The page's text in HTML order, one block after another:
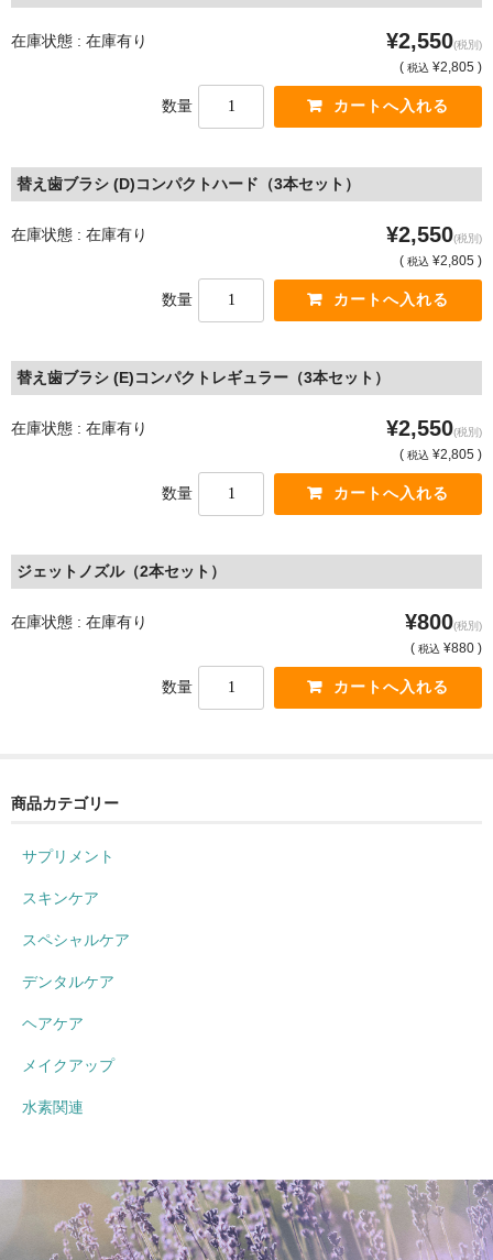
在庫状態 : 在庫有り ¥2,550(税別)
( 税込 ¥2,805 )
数量
替え歯ブラシ (D)コンパクトハード（3本セット）
在庫状態 : 在庫有り ¥2,550(税別)
( 税込 ¥2,805 )
数量
替え歯ブラシ (E)コンパクトレギュラー（3本セット）
在庫状態 : 在庫有り ¥2,550(税別)
( 税込 ¥2,805 )
数量
ジェットノズル（2本セット）
在庫状態 : 在庫有り ¥800(税別)
( 税込 ¥880 )
数量
商品カテゴリー
サプリメント
スキンケア
スペシャルケア
デンタルケア
ヘアケア
メイクアップ
水素関連